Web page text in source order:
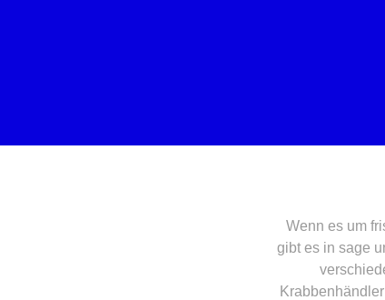
Wenn es um
gibt es in sage